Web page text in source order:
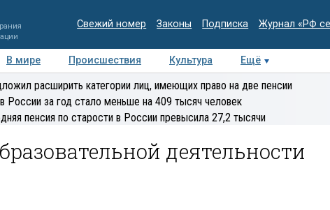
Свежий номер Законы Подписка Журнал «РФ
В мире Происшествия Культура
Ещё
Медиацентр Интервью Колумнисты
расширить категории лиц, имеющих право на две пенсии
России за год стало меньше на 409 тысяч человек
пенсия по старости в России превысила 27,2 тысячи
деятельности